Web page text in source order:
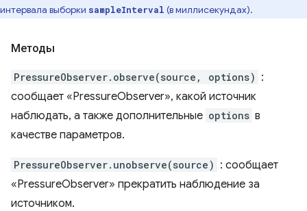
интервала выборки sampleInterval (в миллисекундах).
Методы
PressureObserver.observe(source, options) :
сообщает «PressureObserver», какой источник
наблюдать, а также дополнительные options в
качестве параметров.
PressureObserver.unobserve(source) : сообщает
«PressureObserver» прекратить наблюдение за
источником.